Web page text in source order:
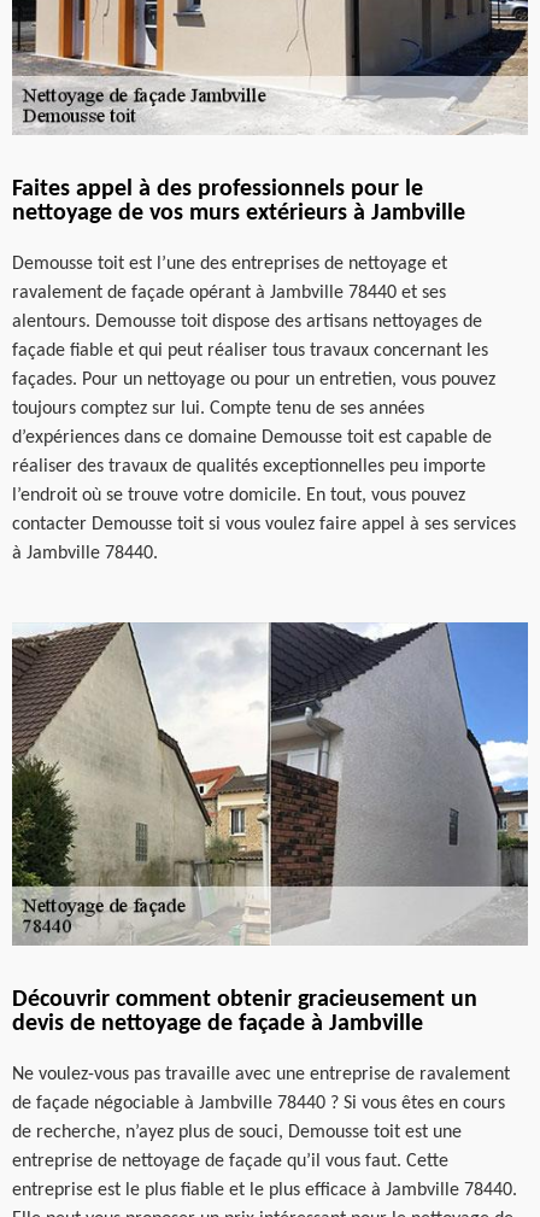
Faites appel à des professionnels pour le
nettoyage de vos murs extérieurs à Jambville
Demousse toit est l’une des entreprises de nettoyage et
ravalement de façade opérant à Jambville 78440 et ses
alentours. Demousse toit dispose des artisans nettoyages de
façade fiable et qui peut réaliser tous travaux concernant les
façades. Pour un nettoyage ou pour un entretien, vous pouvez
toujours comptez sur lui. Compte tenu de ses années
d’expériences dans ce domaine Demousse toit est capable de
réaliser des travaux de qualités exceptionnelles peu importe
l’endroit où se trouve votre domicile. En tout, vous pouvez
contacter Demousse toit si vous voulez faire appel à ses services
à Jambville 78440.
Découvrir comment obtenir gracieusement un
devis de nettoyage de façade à Jambville
Ne voulez-vous pas travaille avec une entreprise de ravalement
de façade négociable à Jambville 78440 ? Si vous êtes en cours
de recherche, n’ayez plus de souci, Demousse toit est une
entreprise de nettoyage de façade qu’il vous faut. Cette
entreprise est le plus fiable et le plus efficace à Jambville 78440.